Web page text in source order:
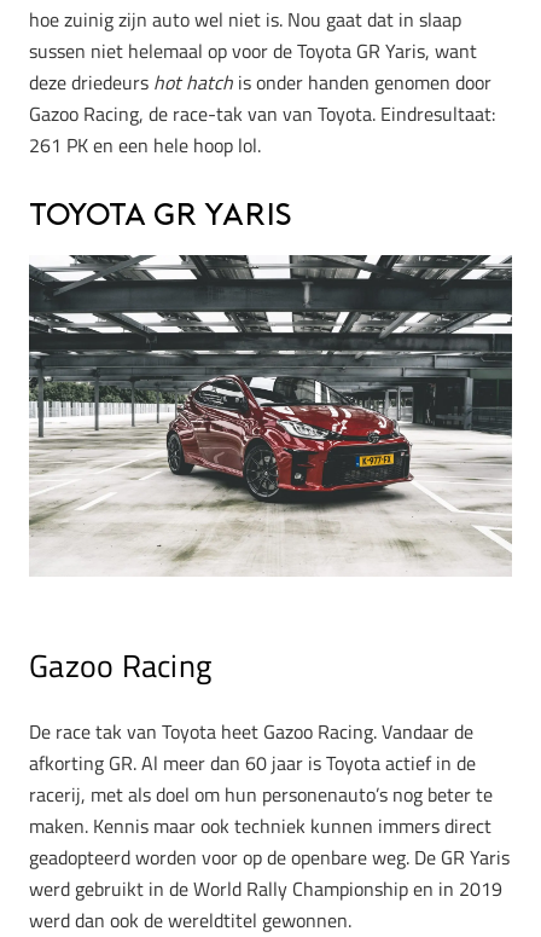
hoe zuinig zijn auto wel niet is. Nou gaat dat in slaap
sussen niet helemaal op voor de Toyota GR Yaris, want
deze driedeurs hot hatch is onder handen genomen door
Gazoo Racing, de race-tak van van Toyota. Eindresultaat:
261 PK en een hele hoop lol.
Toyota GR Yaris
Gazoo Racing
De race tak van Toyota heet Gazoo Racing. Vandaar de
afkorting GR. Al meer dan 60 jaar is Toyota actief in de
racerij, met als doel om hun personenauto’s nog beter te
maken. Kennis maar ook techniek kunnen immers direct
geadopteerd worden voor op de openbare weg. De GR Yaris
werd gebruikt in de World Rally Championship en in 2019
werd dan ook de wereldtitel gewonnen.